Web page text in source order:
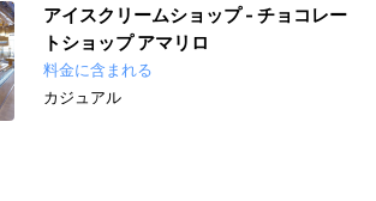
アイスクリームショップ - チョコレー
トショップ アマリロ
料金に含まれる
カジュアル